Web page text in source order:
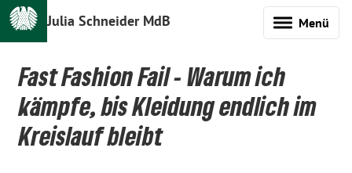
Julia Schneider MdB Menü
Fast Fashion Fail - Warum ich
kämpfe, bis Kleidung endlich im
Kreislauf bleibt